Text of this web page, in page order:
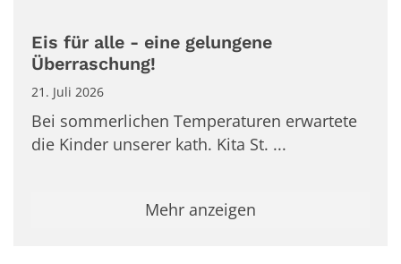
Eis für alle - eine gelungene
Überraschung!
21. Juli 2026
Bei sommerlichen Temperaturen erwartete
die Kinder unserer kath. Kita St. ...
Mehr anzeigen